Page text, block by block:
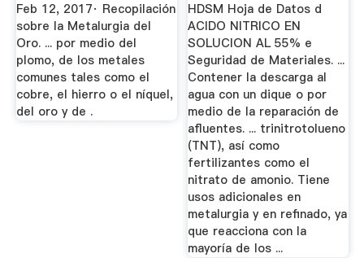
Feb 12, 2017· Recopilación
sobre la Metalurgia del
Oro. ... por medio del
plomo, de los metales
comunes tales como el
cobre, el hierro o el níquel,
del oro y de .
HDSM Hoja de Datos d
ACIDO NITRICO EN
SOLUCION AL 55% e
Seguridad de Materiales. ...
Contener la descarga al
agua con un dique o por
medio de la reparación de
afluentes. ... trinitrotolueno
(TNT), así como
fertilizantes como el
nitrato de amonio. Tiene
usos adicionales en
metalurgia y en refinado, ya
que reacciona con la
mayoría de los ...